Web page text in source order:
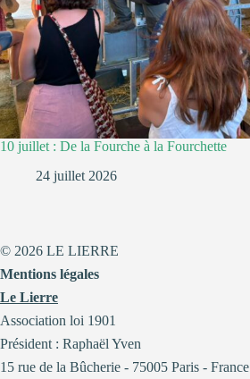
10 juillet : De la Fourche à la Fourchette
24 juillet 2026
© 2026 LE LIERRE
Mentions légales
Le Lierre
Association loi 1901
Président : Raphaël Yven
15 rue de la Bûcherie - 75005 Paris - France